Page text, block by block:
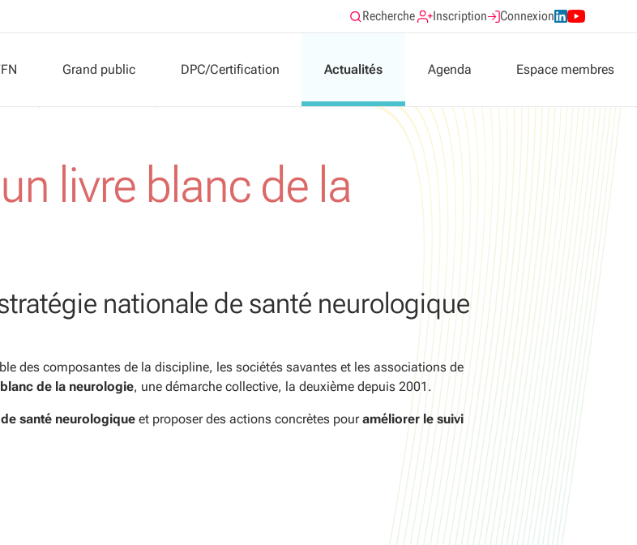
Recherche Inscription Connexion
Buts
Sociétés associées
Contact
Grand public
Neurologues
Associations de patients
DPC/Certification
Formations validantes
Actualités Agenda Espace membres
livre blanc de la
nationale de santé neurologique
des composantes de la discipline, les sociétés savantes et les associations de
de la neurologie, une démarche collective, la deuxième depuis 2001.
santé neurologique et proposer des actions concrètes pouraméliorer le suivi